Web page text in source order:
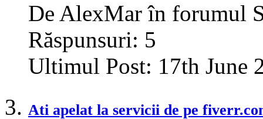
De AlexMar în forumul
Răspunsuri: 5
Ultimul Post: 17th June
Ati apelat la servicii de pe